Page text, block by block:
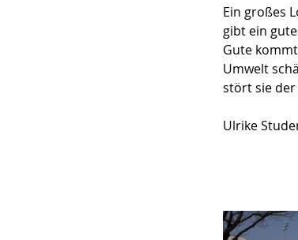
Ein großes
gibt ein
Gute
Umwelt
stört sie der
Ulrike